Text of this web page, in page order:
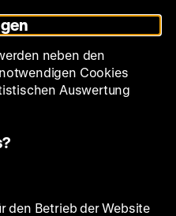
Sirk
21.00 - 00.00 Uhr
neben den
Cookies
Auswertung
den Betrieb der Website